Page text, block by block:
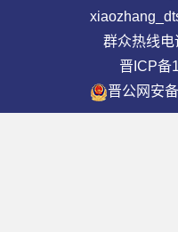
群众热线
晋ICP备
晋公网安